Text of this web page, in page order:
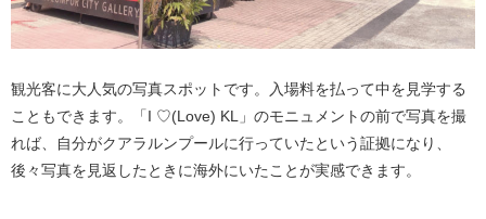
観光客に大人気の写真スポットです。入場料を払って中を見学する
こともできます。「I ♡(Love) KL」のモニュメントの前で写真を撮
れば、自分がクアラルンプールに行っていたという証拠になり、
後々写真を見返したときに海外にいたことが実感できます。